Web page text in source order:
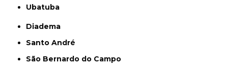
Ubatuba
Diadema
Santo André
São Bernardo do Campo